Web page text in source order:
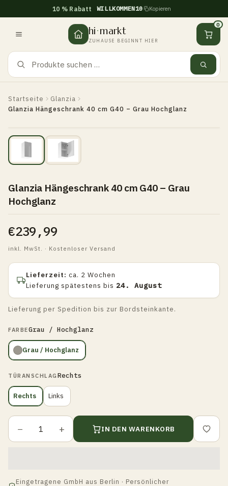
springen
10 % Rabatt WILLKOMMEN10 Kopieren
hi·markt
ZUHAUSE BEGINNT HIER
0
Startseite
Glanzia
Glanzia Hängeschrank 40 cm G40 – Grau Hochglanz
Glanzia Hängeschrank 40 cm G40 – Grau
Hochglanz
€239,99
inkl. MwSt. · Kostenloser Versand
Lieferzeit: ca. 2 Wochen
Lieferung spätestens bis 24. August
Lieferung per Spedition bis zur Bordsteinkante.
FARBEGrau / Hochglanz
Grau / Hochglanz
TÜRANSCHLAG Rechts
Rechts Links
− + IN DEN WARENKORB
Eingetragene GmbH aus Berlin · Persönlicher